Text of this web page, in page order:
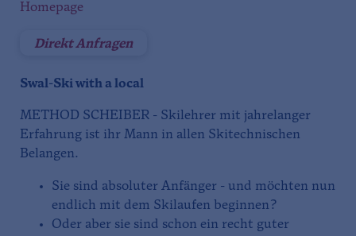
Homepage
Direkt Anfragen
Swal-Ski with a local
METHOD SCHEIBER - Skilehrer mit jahrelanger
Erfahrung ist ihr Mann in allen Skitechnischen
Belangen.
Sie sind absoluter Anfänger - und möchten nun
endlich mit dem Skilaufen beginnen?
Oder aber sie sind schon ein recht guter